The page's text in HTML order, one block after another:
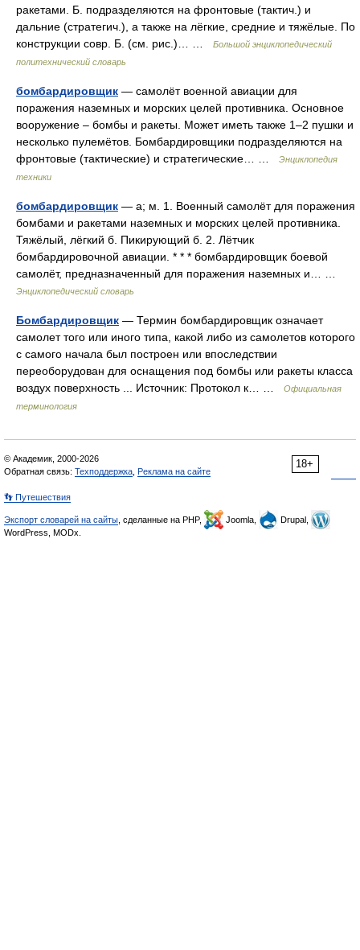
ракетами. Б. подразделяются на фронтовые (тактич.) и
дальние (стратегич.), а также на лёгкие, средние и тяжёлые. По
конструкции совр. Б. (см. рис.)… …
Большой энциклопедический
политехнический словарь
бомбардировщик — самолёт военной авиации для
поражения наземных и морских целей противника. Основное
вооружение – бомбы и ракеты. Может иметь также 1–2 пушки и
несколько пулемётов. Бомбардировщики подразделяются на
фронтовые (тактические) и стратегические… …
Энциклопедия
техники
бомбардировщик — а; м. 1. Военный самолёт для поражения
бомбами и ракетами наземных и морских целей противника.
Тяжёлый, лёгкий б. Пикирующий б. 2. Лётчик
бомбардировочной авиации. * * * бомбардировщик боевой
самолёт, предназначенный для поражения наземных и… …
Энциклопедический словарь
Бомбардировщик — Термин бомбардировщик означает
самолет того или иного типа, какой либо из самолетов которого
с самого начала был построен или впоследствии
переоборудован для оснащения под бомбы или ракеты класса
воздух поверхность ... Источник: Протокол к… …
Официальная
терминология
18+
© Академик, 2000-2026
Обратная связь: Техподдержка Реклама на сайте
👣 Путешествия
Экспорт словарей на сайты , сделанные на PHP, Joomla,
Drupal,
WordPress, MODx.